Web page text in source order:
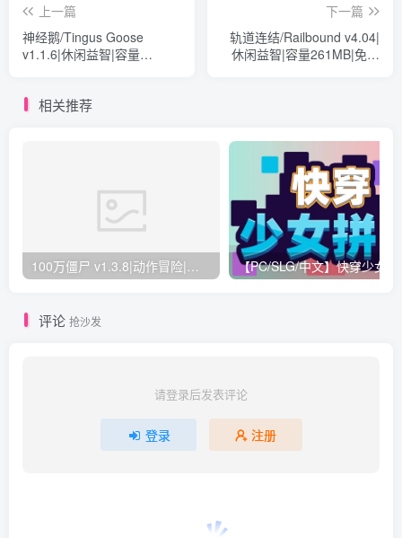
上一篇
神经鹅/Tingus Goose
v1.1.6|休闲益智|容量
下一篇
轨道连结/Railbound v4.04|
休闲益智|容量261MB|免安
相关推荐
100万僵尸 v1.3.8|动作冒险|容量6.4GB|免安装绿色中文版
评论 抢沙发
请登录后发表评论
登录 注册